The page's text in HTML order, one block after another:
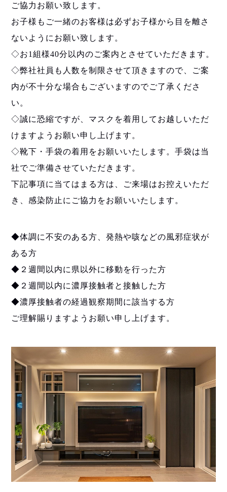
ご協力お願い致します。
お子様もご一緒のお客様は必ずお子様から目を離さ
ないようにお願い致します。
◇お1組様40分以内のご案内とさせていただきます。
◇弊社社員も人数を制限させて頂きますので、ご案
内が不十分な場合もございますのでご了承くださ
い。
◇誠に恐縮ですが、マスクを着用してお越しいただ
けますようお願い申し上げます。
◇靴下・手袋の着用をお願いいたします。手袋は当
社でご準備させていただきます。
下記事項に当てはまる方は、ご来場はお控えいただ
き、感染防止にご協力をお願いいたします。
◆体調に不安のある方、発熱や咳などの風邪症状が
ある方
◆２週間以内に県以外に移動を行った方
◆２週間以内に濃厚接触者と接触した方
◆濃厚接触者の経過観察期間に該当する方
ご理解賜りますようお願い申し上げます。